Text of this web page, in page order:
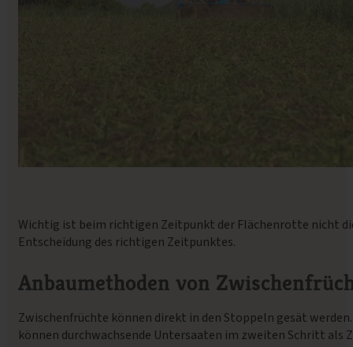
Wichtig ist beim richtigen Zeitpunkt der Flächenrotte nicht
Entscheidung des richtigen Zeitpunktes.
Anbaumethoden von
Zwischenfrüchte können direkt in den Stoppeln gesät
können durchwachsende Untersaaten im zweiten Schritt als